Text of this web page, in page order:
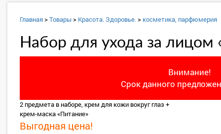
Главная>Товары > Красота. Здоровье.> косметика, парфюмерия
Набор для ухода за лицом
Внимание!
Срок данного
2 предмета в наборе, крем для кожи вокруг глаз +
крем-маска «Питание»
Выгодная цена!